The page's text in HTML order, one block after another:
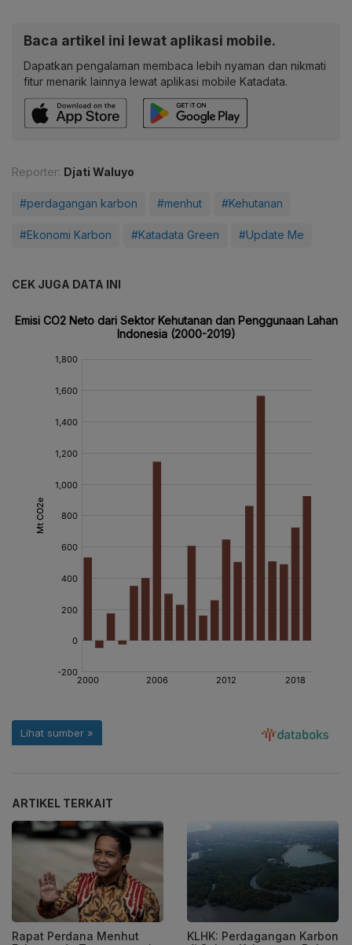
Baca artikel ini lewat aplikasi mobile.
Dapatkan pengalaman membaca lebih nyaman dan nikmati
fitur menarik lainnya lewat aplikasi mobile Katadata.
Reporter: Djati Waluyo
#perdagangan karbon #menhut #Kehutanan
#Ekonomi Karbon #Katadata Green #Update Me
CEK JUGA DATA INI
ARTIKEL TERKAIT
Rapat Perdana Menhut
KLHK: Perdagangan Karbon